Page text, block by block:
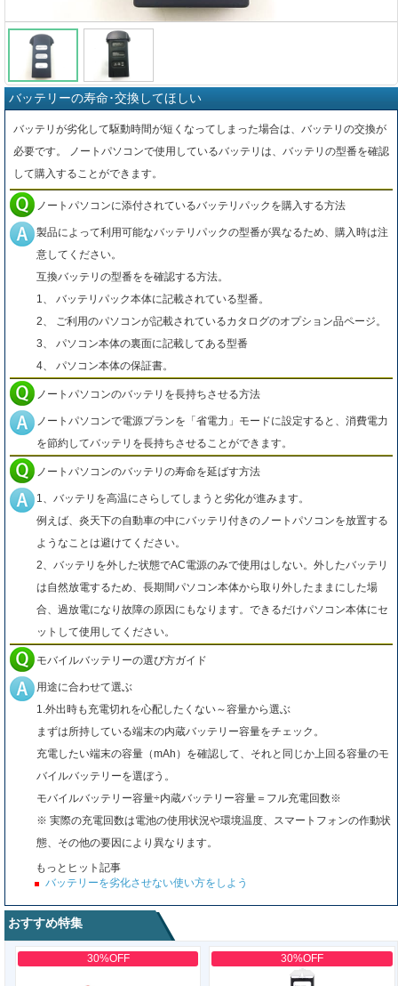
バッテリーの寿命･交換してほしい
バッテリが劣化して駆動時間が短くなってしまった場合は、バッテリの交換が
必要です。 ノートパソコンで使用しているバッテリは、バッテリの型番を確認
して購入することができます。
ノートパソコンに添付されているバッテリパックを購入する方法
製品によって利用可能なバッテリパックの型番が異なるため、購入時は注
意してください。
互換バッテリの型番をを確認する方法。
1、 バッテリパック本体に記載されている型番。
2、 ご利用のパソコンが記載されているカタログのオプション品ページ。
3、 パソコン本体の裏面に記載してある型番
4、 パソコン本体の保証書。
ノートパソコンのバッテリを長持ちさせる方法
ノートパソコンで電源プランを「省電力」モードに設定すると、消費電力
を節約してバッテリを長持ちさせることができます。
ノートパソコンのバッテリの寿命を延ばす方法
1、バッテリを高温にさらしてしまうと劣化が進みます。
例えば、炎天下の自動車の中にバッテリ付きのノートパソコンを放置する
ようなことは避けてください。
2、バッテリを外した状態でAC電源のみで使用はしない。外したバッテリ
は自然放電するため、長期間パソコン本体から取り外したままにした場
合、過放電になり故障の原因にもなります。できるだけパソコン本体にセ
ットして使用してください。
モバイルバッテリーの選び方ガイド
用途に合わせて選ぶ
1.外出時も充電切れを心配したくない～容量から選ぶ
まずは所持している端末の内蔵バッテリー容量をチェック。
充電したい端末の容量（mAh）を確認して、それと同じか上回る容量のモ
バイルバッテリーを選ぼう。
モバイルバッテリー容量÷内蔵バッテリー容量＝フル充電回数※
※ 実際の充電回数は電池の使用状況や環境温度、スマートフォンの作動状
態、その他の要因により異なります。
もっとヒット記事
バッテリーを劣化させない使い方をしよう
おすすめ特集
30%OFF 30%OFF